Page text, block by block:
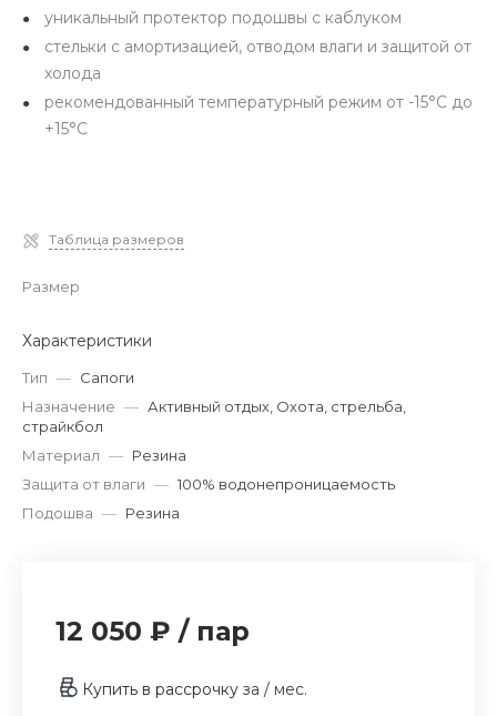
уникальный протектор подошвы с каблуком
стельки с амортизацией, отводом влаги и защитой от
холода
рекомендованный температурный режим от -15°C до
+15°C
Таблица размеров
Размер
Характеристики
Тип — Сапоги
Назначение — Активный отдых, Охота, стрельба,
страйкбол
Материал — Резина
Защита от влаги — 100% водонепроницаемость
Подошва — Резина
12 050 ₽ / пар
Купить в рассрочку за / мес.